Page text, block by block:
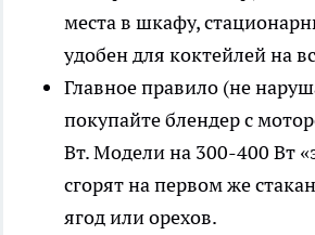
места в шкафу,
удобен для коктейлей на
Главное правило (не
покупайте блендер с
Вт. Модели на 300-400 Вт
сгорят на первом же
ягод или орехов.